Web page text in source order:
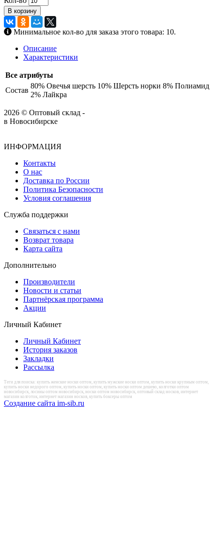
В корзину
Минимальное кол-во для заказа этого товара: 10.
Описание
Характеристики
Все атрибуты
Состав
80% Овечья шерсть 10% Шерсть норки 8% Полиамид
2% Лайкра
2026 © Оптовый склад -
в Новосибирске
ИНФОРМАЦИЯ
Контакты
О нас
Доставка по России
Политика Безопасности
Условия соглашения
Служба поддержки
Связаться с нами
Возврат товара
Карта сайта
Дополнительно
Производители
Новости и статьи
Партнёрская программа
Акции
Личный Кабинет
Личный Кабинет
История заказов
Закладки
Рассылка
Теги для поиска: купить женские носки оптом, купить мужские носки оптом, купить носки крупным оптом,
купить носки недорого оптом, купить носки оптом, купить носки оптом дешево, колготки оптом
новосибирск, лосины оптом новосибирск, носки оптом новосибирск, оптовый склад носков, интернет
магазин колготок, интернет магазин носков, купить боксеры оптом
Создание сайта im-sib.ru